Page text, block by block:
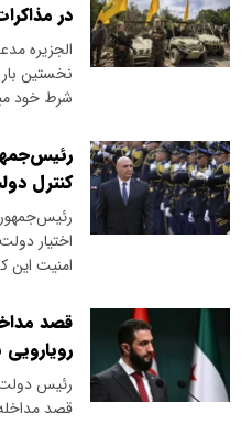
در
الجزیره
نخستین بار
شرط خود
کنترل
رئیس‌جمهور
اختیار
امنیت این
قصد
رئیس
قصد مداخله